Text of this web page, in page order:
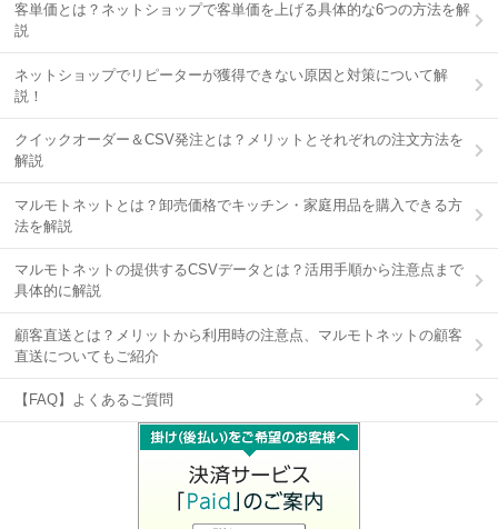
客単価とは？ネットショップで客単価を上げる具体的な6つの方法を解
説
ネットショップでリピーターが獲得できない原因と対策について解
説！
クイックオーダー＆CSV発注とは？メリットとそれぞれの注文方法を
解説
マルモトネットとは？卸売価格でキッチン・家庭用品を購入できる方
法を解説
マルモトネットの提供するCSVデータとは？活用手順から注意点まで
具体的に解説
顧客直送とは？メリットから利用時の注意点、マルモトネットの顧客
直送についてもご紹介
【FAQ】よくあるご質問